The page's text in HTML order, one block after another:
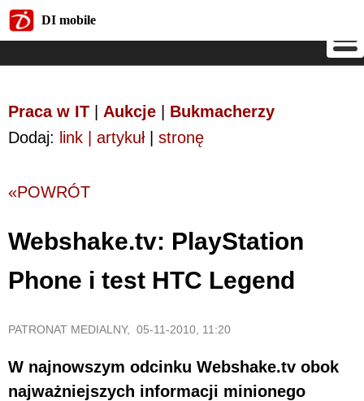
DI mobile
Praca w IT Aukcje
Bukmacherzy
Dodaj: link | artykuł| stronę
«POWRÓT
Webshake.tv: PlayStation
Phone i test HTC Legend
PATRONAT MEDIALNY, 05-11-2010, 11:20
W najnowszym odcinku Webshake.tv obok
najważniejszych informacji minionego
DI mobile